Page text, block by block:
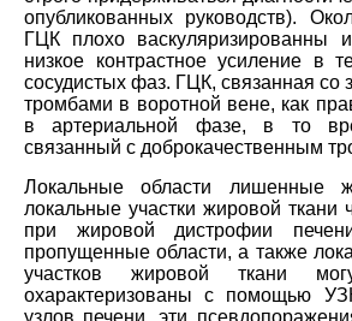
опубликованных руководств).
ГЦК плохо васкуляризированны
низкое контрастное усиление в
сосудистых фаз. ГЦК, связанная со
тромбами в воротной вене, как
в артериальной фазе, в то
связанный с доброкачественным
Локальные области лишенные
локальные участки жировой ткани
при жировой дистрофии
пропущенные области, а также
участков жировой ткани
охарактеризованы с помощью
узлов печени, эти